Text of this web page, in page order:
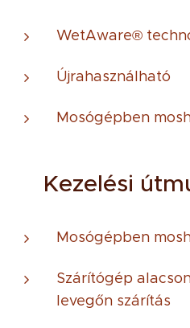
WetAware®
Újrahasználható
Mosógépben
🧼 Kezelési
Mosógépben
Szárítógép
levegőn szárítás